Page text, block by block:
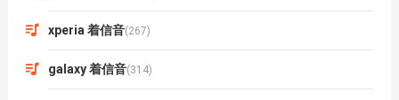
xperia 着信音(267)
galaxy 着信音(314)